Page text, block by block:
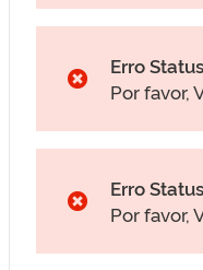
Erro
Por favor,
Erro
Por favor,